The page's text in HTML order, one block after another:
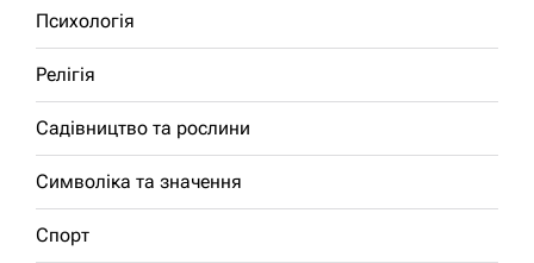
Психологія
Релігія
Садівництво та рослини
Символіка та значення
Спорт